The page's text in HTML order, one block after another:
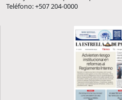
Teléfono: +507 204-0000